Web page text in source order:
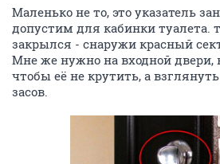
Маленько не то, это указатель
допустим для кабинки туалета.
закрылся - снаружи красный
Мне же нужно на входной двери,
чтобы её не крутить, а
засов.